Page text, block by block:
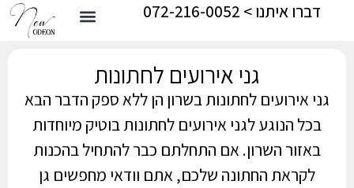
דברו איתנו > 072-216-0052
גני אירועים לחתונות
גני אירועים לחתונות בשרון הן ללא ספק הדבר הבא
בכל הנוגע לגני אירועים לחתונות בוטיק מיוחדות
באזור השרון. אם התחלתם כבר להתחיל בהכנות
לקראת החתונה שלכם, אתם וודאי מחפשים גן